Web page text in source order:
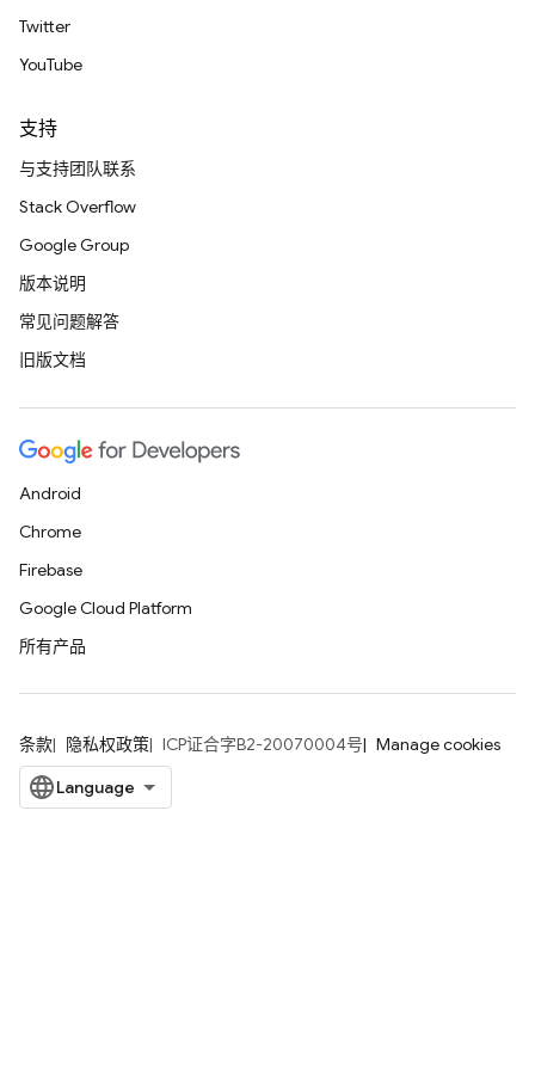
Twitter
YouTube
支持
与支持团队联系
Stack Overflow
Google Group
版本说明
常见问题解答
旧版文档
Android
Chrome
Firebase
Google Cloud Platform
所有产品
条款 隐私权政策 ICP证合字B2-20070004号 Manage cookies